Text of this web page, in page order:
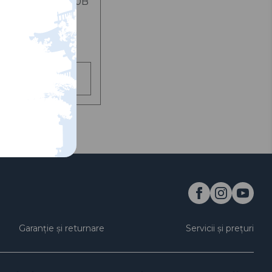
Adaugă în coș
Garanție și returnare Servicii și prețuri